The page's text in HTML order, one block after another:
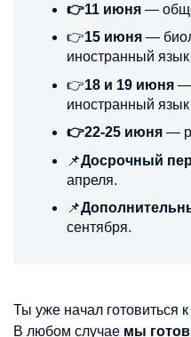
👉11 июня —
👉15 июня —
иностранный
👉18 и 19 июня —
иностранный язык
👉22-25 июня —
📌Досрочный
апреля.
📌
сентября.
Ты уже начал готовиться
В любом случае мы